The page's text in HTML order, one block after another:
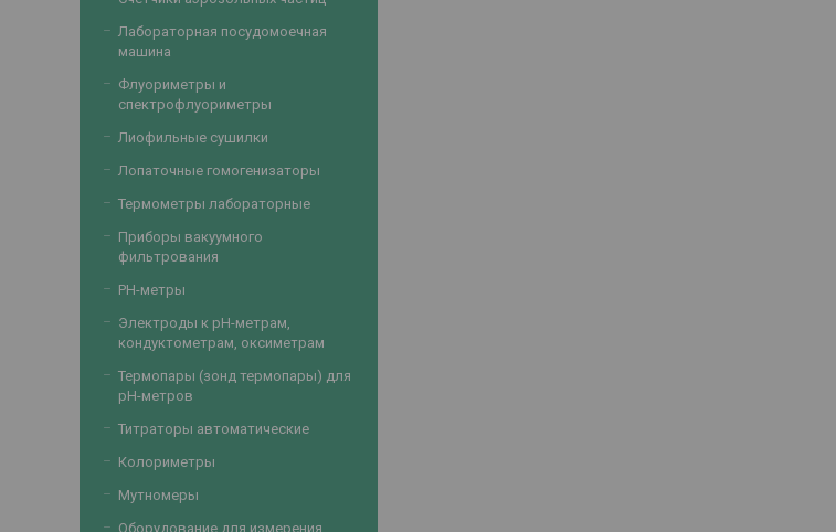
Лабораторная посудомоечная
машина
Флуориметры и
спектрофлуориметры
Лиофильные сушилки
Лопаточные гомогенизаторы
Термометры лабораторные
Приборы вакуумного
фильтрования
PH-метры
Электроды к рН-метрам,
кондуктометрам, оксиметрам
Термопары (зонд термопары) для
рН-метров
Титраторы автоматические
Колориметры
Мутномеры
Оборудование для измерения